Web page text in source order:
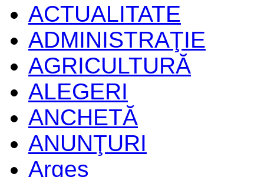
ACTUALITATE
ADMINISTRAŢIE
AGRICULTURĂ
ALEGERI
ANCHETĂ
ANUNŢURI
Argeș